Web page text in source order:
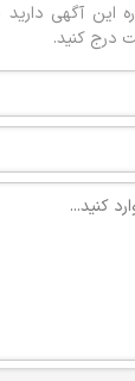
این آگهی دارید
درج کنید.